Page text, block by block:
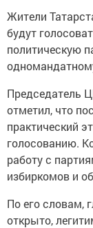
Жители
будут
политическую
Председатель
отметил, что
практический
голосованию.
работу с
избиркомов и
По его словам,
открыто,